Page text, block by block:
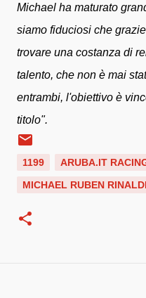
Michael ha maturato
siamo fiduciosi che
trovare una costanza di
talento, che non è mai
entrambi, l'obiettivo è
titolo".
1199
ARUBA.IT
MICHAEL RUBEN RINALDI